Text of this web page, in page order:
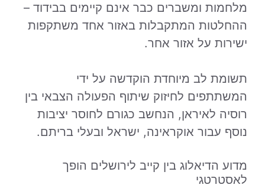
מלחמות ומשברים כבר אינם קיימים בבידוד –
ההחלטות המתקבלות באזור אחד משתקפות
ישירות על אזור אחר.
תשומת לב מיוחדת הוקדשה על ידי
המשתתפים לחיזוק שיתוף הפעולה הצבאי בין
רוסיה לאיראן, הנחשב כגורם לחוסר יציבות
נוסף עבור אוקראינה, ישראל ובעלי בריתם.
מדוע הדיאלוג בין קייב לירושלים הופך
לאסטרטגי